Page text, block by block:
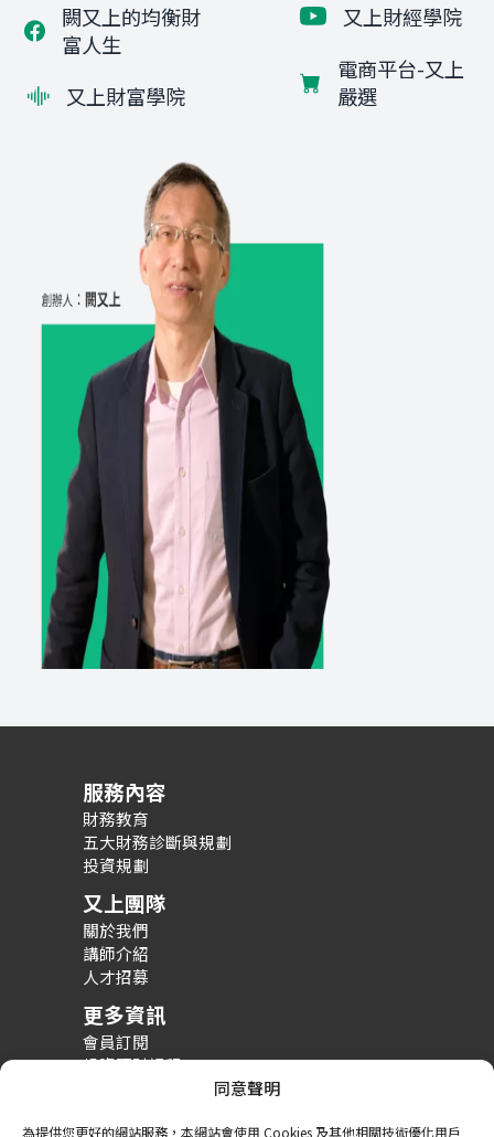
同意聲明
為提供您更好的網站服務，本網站會使用 Cookies 及其他相關技術優化用戶
闕又上的均衡財
富人生
又上財富學院
又上財經學院
電商平台-又上
嚴選
服務內容
財務教育
五大財務診斷與規劃
投資規劃
又上團隊
關於我們
講師介紹
人才招募
更多資訊
會員訂閱
投資理財課程
整體財務規劃課程